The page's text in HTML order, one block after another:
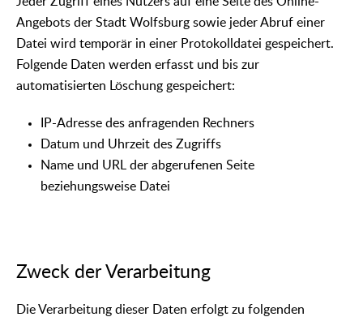
Angebots der Stadt Wolfsburg sowie jeder Abruf einer
Datei wird temporär in einer Protokolldatei gespeichert.
Folgende Daten werden erfasst und bis zur
automatisierten Löschung gespeichert:
IP-Adresse des anfragenden Rechners
Datum und Uhrzeit des Zugriffs
Name und URL der abgerufenen Seite
beziehungsweise Datei
Zweck der Verarbeitung
Die Verarbeitung dieser Daten erfolgt zu folgenden